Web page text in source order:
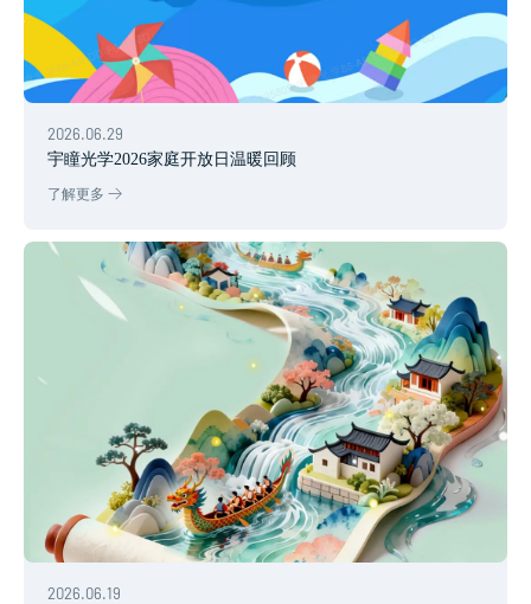
2026.06.29
宇瞳光学2026家庭开放日温暖回顾
了解更多
2026.06.19